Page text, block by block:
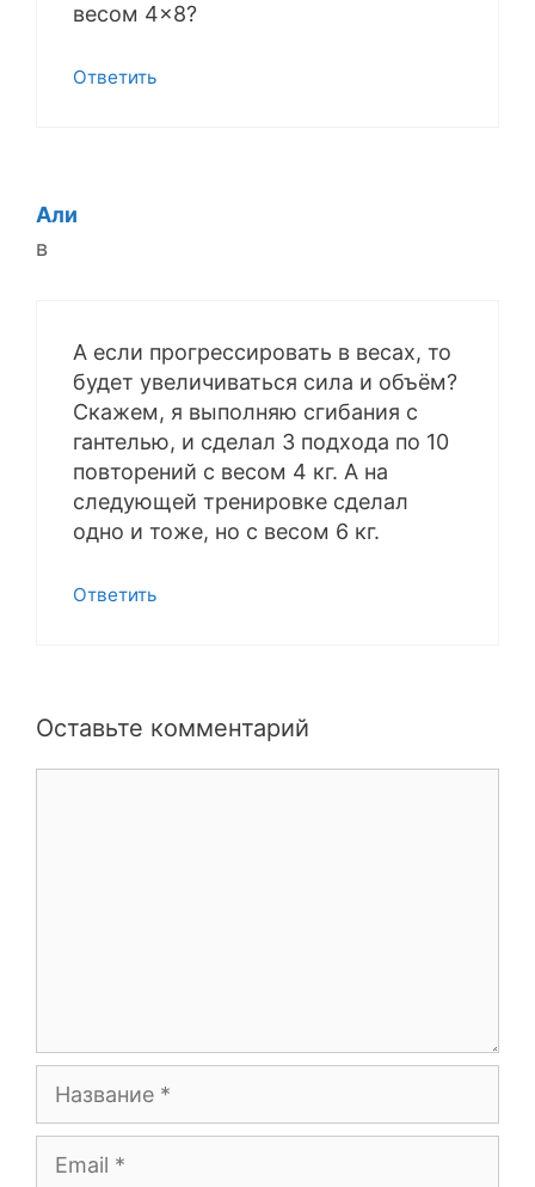
весом 4×8?
Ответить
Али
в
А если прогрессировать в весах, то
будет увеличиваться сила и объём?
Скажем, я выполняю сгибания с
гантелью, и сделал 3 подхода по 10
повторений с весом 4 кг. А на
следующей тренировке сделал
одно и тоже, но с весом 6 кг.
Ответить
Оставьте комментарий